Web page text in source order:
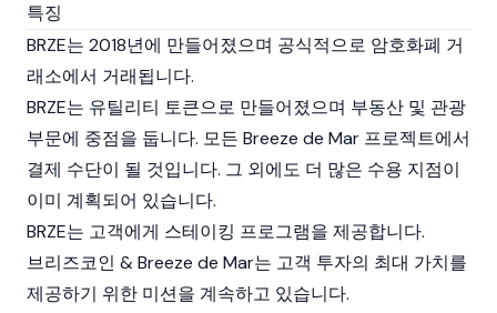
특징
BRZE는 2018년에 만들어졌으며 공식적으로 암호화폐 거
래소에서 거래됩니다.
BRZE는 유틸리티 토큰으로 만들어졌으며 부동산 및 관광
부문에 중점을 둡니다. 모든 Breeze de Mar 프로젝트에서
결제 수단이 될 것입니다. 그 외에도 더 많은 수용 지점이
이미 계획되어 있습니다.
BRZE는 고객에게 스테이킹 프로그램을 제공합니다.
브리즈코인 & Breeze de Mar는 고객 투자의 최대 가치를
제공하기 위한 미션을 계속하고 있습니다.